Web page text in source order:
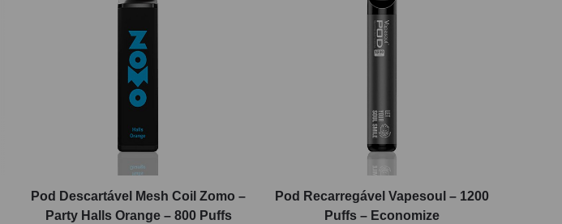
Pod Descartável Mesh Coil Zomo –
Party Halls Orange – 800 Puffs
Pod Recarregável Vapesoul – 1200
Puffs – Economize